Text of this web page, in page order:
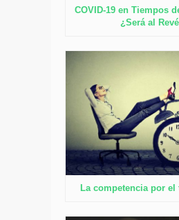
COVID-19 en Tiempos
¿Será al
La competencia por